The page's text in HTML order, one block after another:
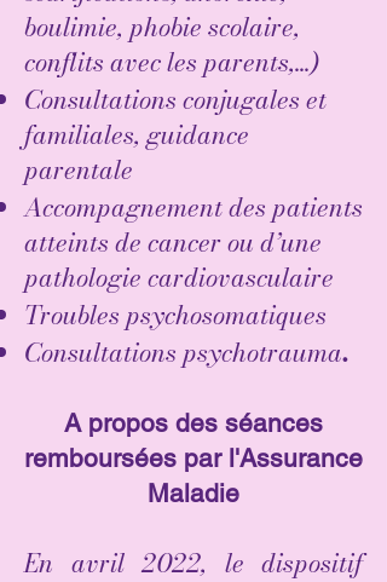
boulimie, phobie scolaire,
conflits avec les parents,...)
Consultations conjugales et
familiales, guidance
parentale
Accompagnement des patients
atteints de cancer ou d’une
pathologie cardiovasculaire
Troubles psychosomatiques
Consultations psychotrauma.
A propos des séances
remboursées par l'Assurance
Maladie
En avril 2022, le dispositif